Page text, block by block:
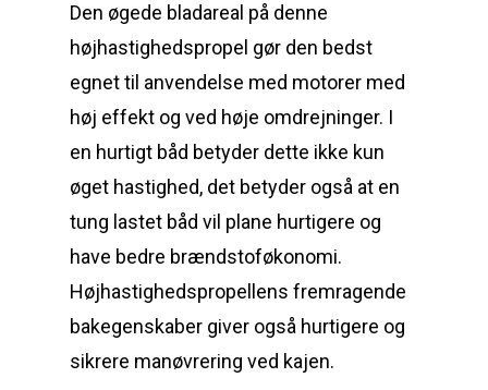
Den øgede bladareal på denne
højhastighedspropel gør den bedst
egnet til anvendelse med motorer med
høj effekt og ved høje omdrejninger. I
en hurtigt båd betyder dette ikke kun
øget hastighed, det betyder også at en
tung lastet båd vil plane hurtigere og
have bedre brændstoføkonomi.
Højhastighedspropellens fremragende
bakegenskaber giver også hurtigere og
sikrere manøvrering ved kajen.
Reparation
Om reparation
Før / efter
Indlever din propel
Guides
Aksler i tommer
Påføring af PropShield
Montering af propel
Shop
Om os
Kontakt